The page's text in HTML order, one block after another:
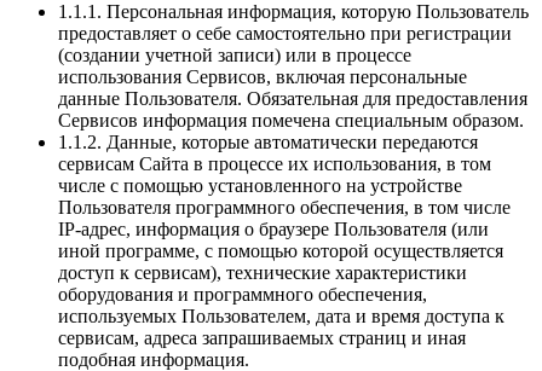
1.1.1. Персональная информация, которую Пользователь
предоставляет о себе самостоятельно при регистрации
(создании учетной записи) или в процессе
использования Сервисов, включая персональные
данные Пользователя. Обязательная для предоставления
Сервисов информация помечена специальным образом.
1.1.2. Данные, которые автоматически передаются
сервисам Сайта в процессе их использования, в том
числе с помощью установленного на устройстве
Пользователя программного обеспечения, в том числе
IP-адрес, информация о браузере Пользователя (или
иной программе, с помощью которой осуществляется
доступ к сервисам), технические характеристики
оборудования и программного обеспечения,
используемых Пользователем, дата и время доступа к
сервисам, адреса запрашиваемых страниц и иная
подобная информация.